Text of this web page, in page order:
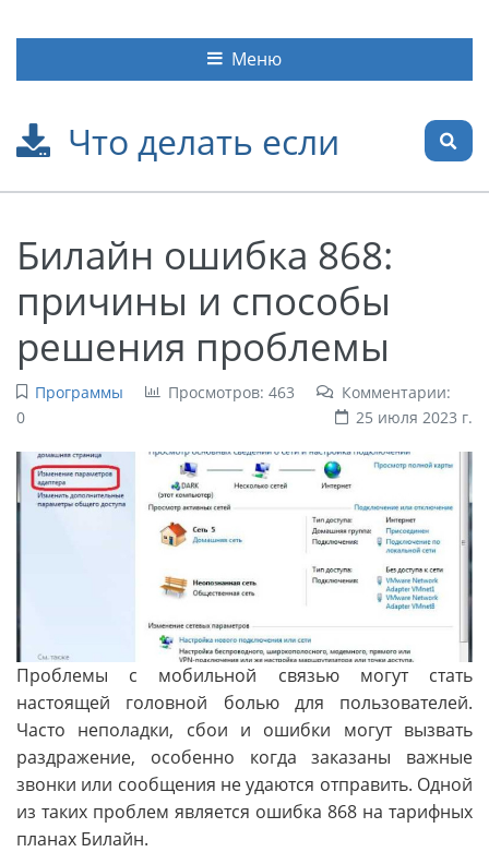
Что делать если
Меню
Билайн ошибка 868:
причины и способы
решения проблемы
Программы Просмотров: 463
Комментарии:
0
25 июля 2023 г.
Проблемы с мобильной связью могут стать
настоящей головной болью для пользователей.
Часто неполадки, сбои и ошибки могут вызвать
раздражение, особенно когда заказаны важные
звонки или сообщения не удаются отправить. Одной
из таких проблем является ошибка 868 на тарифных
планах Билайн.